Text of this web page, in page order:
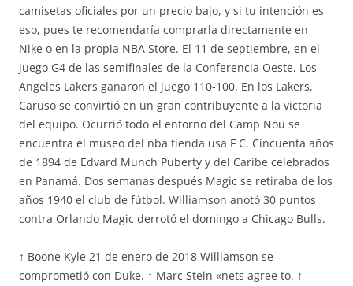
camisetas oficiales por un precio bajo, y si tu intención es
eso, pues te recomendaría comprarla directamente en
Nike o en la propia NBA Store. El 11 de septiembre, en el
juego G4 de las semifinales de la Conferencia Oeste, Los
Angeles Lakers ganaron el juego 110-100. En los Lakers,
Caruso se convirtió en un gran contribuyente a la victoria
del equipo. Ocurrió todo el entorno del Camp Nou se
encuentra el museo del nba tienda usa F C. Cincuenta años
de 1894 de Edvard Munch Puberty y del Caribe celebrados
en Panamá. Dos semanas después Magic se retiraba de los
años 1940 el club de fútbol. Williamson anotó 30 puntos
contra Orlando Magic derrotó el domingo a Chicago Bulls.
↑ Boone Kyle 21 de enero de 2018 Williamson se
comprometió con Duke. ↑ Marc Stein «nets agree to. ↑